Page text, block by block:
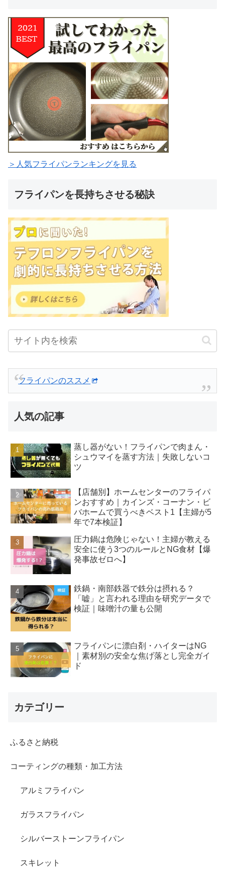
＞人気フライパンランキングを見る
フライパンを長持ちさせる秘訣
フライパンのススメ
人気の記事
蒸し器がない！フライパンで肉まん・
シュウマイを蒸す方法｜失敗しないコ
ツ
【店舗別】ホームセンターのフライパ
ンおすすめ｜カインズ・コーナン・ビ
バホームで買うべきベスト1【主婦が5
年で7本検証】
圧力鍋は危険じゃない！主婦が教える
安全に使う3つのルールとNG食材【爆
発事故ゼロへ】
鉄鍋・南部鉄器で鉄分は摂れる？
「嘘」と言われる理由を研究データで
検証｜味噌汁の量も公開
フライパンに漂白剤・ハイターはNG
｜素材別の安全な焦げ落とし完全ガイ
ド
カテゴリー
ふるさと納税
コーティングの種類・加工方法
アルミフライパン
ガラスフライパン
シルバーストーンフライパン
スキレット